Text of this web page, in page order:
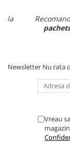
Recomand
pachetul a
Newsletter Nu rata
Vreau